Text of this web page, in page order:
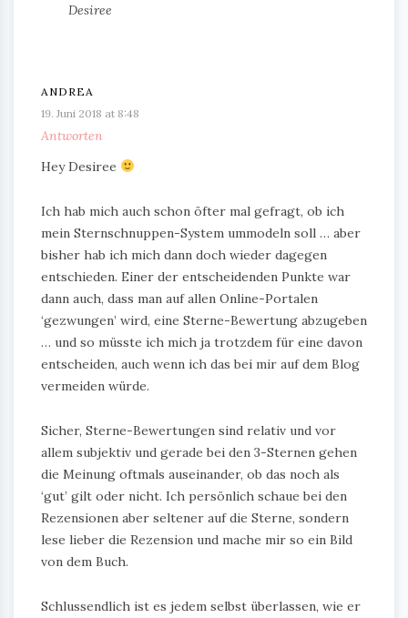
Desiree
ANDREA
19. Juni 2018 at 8:48
Antworten
Hey Desiree
Ich hab mich auch schon öfter mal gefragt, ob ich
mein Sternschnuppen-System ummodeln soll … aber
bisher hab ich mich dann doch wieder dagegen
entschieden. Einer der entscheidenden Punkte war
dann auch, dass man auf allen Online-Portalen
‘gezwungen’ wird, eine Sterne-Bewertung abzugeben
… und so müsste ich mich ja trotzdem für eine davon
entscheiden, auch wenn ich das bei mir auf dem Blog
vermeiden würde.
Sicher, Sterne-Bewertungen sind relativ und vor
allem subjektiv und gerade bei den 3-Sternen gehen
die Meinung oftmals auseinander, ob das noch als
‘gut’ gilt oder nicht. Ich persönlich schaue bei den
Rezensionen aber seltener auf die Sterne, sondern
lese lieber die Rezension und mache mir so ein Bild
von dem Buch.
Schlussendlich ist es jedem selbst überlassen, wie er